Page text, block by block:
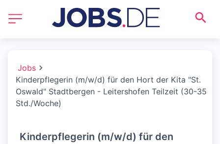
Jobs
Kinderpflegerin (m/w/d) für den Hort der Kita "St.
Oswald" Stadtbergen - Leitershofen Teilzeit (30-35
Std./Woche)
Kinderpflegerin (m/w/d) für den